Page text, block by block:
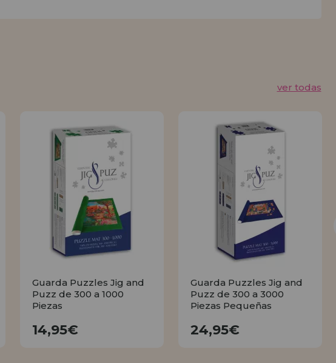
ver todas
Guarda Puzzles Jig and
Puzz de 300 a 1000
Piezas
14,95€
Guarda Puzzles Jig and
Puzz de 300 a 3000
Piezas Pequeñas
24,95€